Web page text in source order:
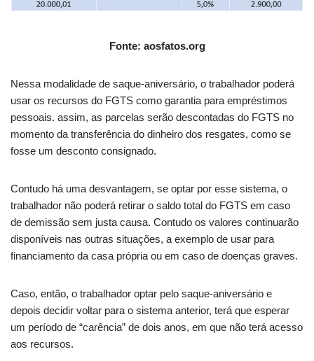
Fonte: aosfatos.org
Nessa modalidade de saque-aniversário, o trabalhador poderá
usar os recursos do FGTS como garantia para empréstimos
pessoais. assim, as parcelas serão descontadas do FGTS no
momento da transferência do dinheiro dos resgates, como se
fosse um desconto consignado.
Contudo há uma desvantagem, se optar por esse sistema, o
trabalhador não poderá retirar o saldo total do FGTS em caso
de demissão sem justa causa. Contudo os valores continuarão
disponíveis nas outras situações, a exemplo de usar para
financiamento da casa própria ou em caso de doenças graves.
Caso, então, o trabalhador optar pelo saque-aniversário e
depois decidir voltar para o sistema anterior, terá que esperar
um período de “carência” de dois anos, em que não terá acesso
aos recursos.